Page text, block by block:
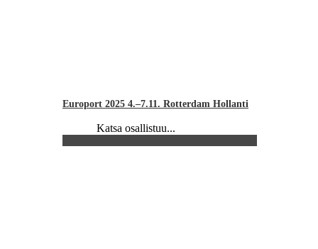
Europort 2025 4.–7.11. Rotterdam Hollanti
Katsa osallistuu...